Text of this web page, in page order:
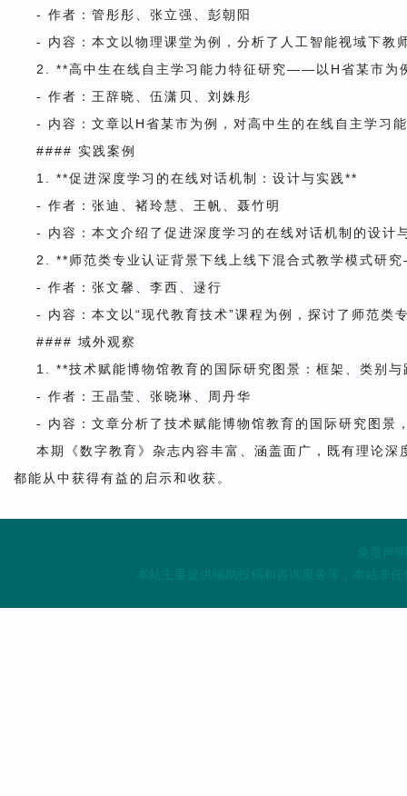
- 作者：管彤彤、张立强、彭朝阳
- 内容：本文以物理课堂为例，分析了人工智能视域下教
2. **高中生在线自主学习能力特征研究——以H省某市为
- 作者：王辞晓、伍潇贝、刘姝彤
- 内容：文章以H省某市为例，对高中生的在线自主学习
#### 实践案例
1. **促进深度学习的在线对话机制：设计与实践**
- 作者：张迪、褚玲慧、王帆、聂竹明
- 内容：本文介绍了促进深度学习的在线对话机制的设计
2. **师范类专业认证背景下线上线下混合式教学模式研
- 作者：张文馨、李西、逯行
- 内容：本文以“现代教育技术”课程为例，探讨了师范类
#### 域外观察
1. **技术赋能博物馆教育的国际研究图景：框架、类别
- 作者：王晶莹、张晓琳、周丹华
- 内容：文章分析了技术赋能博物馆教育的国际研究图景
本期《数字教育》杂志内容丰富、涵盖面广，既有理论
都能从中获得有益的启示和收获。
免责声
本站主要提供辅助投稿和咨询服务等，本站非